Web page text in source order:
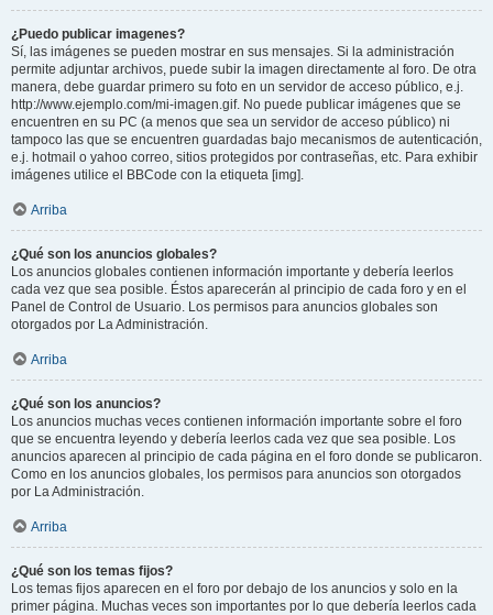
¿Puedo publicar imagenes?
Sí, las imágenes se pueden mostrar en sus mensajes. Si la administración
permite adjuntar archivos, puede subir la imagen directamente al foro. De otra
manera, debe guardar primero su foto en un servidor de acceso público, e.j.
http://www.ejemplo.com/mi-imagen.gif. No puede publicar imágenes que se
encuentren en su PC (a menos que sea un servidor de acceso público) ni
tampoco las que se encuentren guardadas bajo mecanismos de autenticación,
e.j. hotmail o yahoo correo, sitios protegidos por contraseñas, etc. Para exhibir
imágenes utilice el BBCode con la etiqueta [img].
Arriba
¿Qué son los anuncios globales?
Los anuncios globales contienen información importante y debería leerlos
cada vez que sea posible. Éstos aparecerán al principio de cada foro y en el
Panel de Control de Usuario. Los permisos para anuncios globales son
otorgados por La Administración.
Arriba
¿Qué son los anuncios?
Los anuncios muchas veces contienen información importante sobre el foro
que se encuentra leyendo y debería leerlos cada vez que sea posible. Los
anuncios aparecen al principio de cada página en el foro donde se publicaron.
Como en los anuncios globales, los permisos para anuncios son otorgados
por La Administración.
Arriba
¿Qué son los temas fijos?
Los temas fijos aparecen en el foro por debajo de los anuncios y solo en la
primer página. Muchas veces son importantes por lo que debería leerlos cada